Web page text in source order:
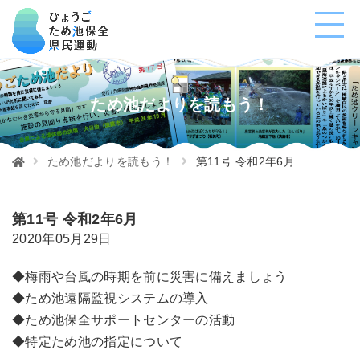
ため池だよりを読もう！
ため池だよりを読もう！ 第11号 令和2年6月
第11号 令和2年6月
2020年05月29日
◆梅雨や台風の時期を前に災害に備えましょう
◆ため池遠隔監視システムの導入
◆ため池保全サポートセンターの活動
◆特定ため池の指定について